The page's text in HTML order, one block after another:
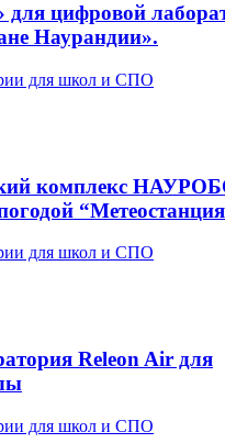
для цифровой
Наурандии».
для школ и СПО
комплекс
для школ и СПО
Releon Air для
для школ и СПО